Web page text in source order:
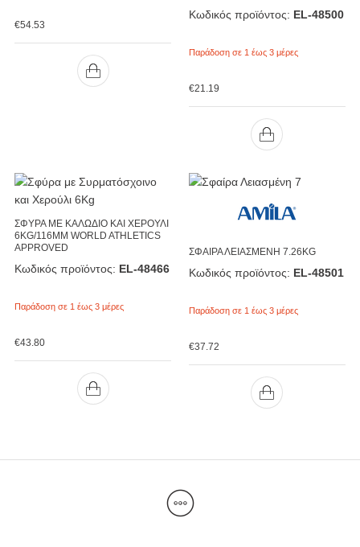
€54.53
Κωδικός προϊόντος: EL-48500
Παράδοση σε 1 έως 3 μέρες
€21.19
ΣΦΥΡΑ ΜΕ ΚΑΛΩΔΙΟ ΚΑΙ ΧΕΡΟΥΛΙ
6KG/116MM WORLD ATHLETICS
APPROVED
Κωδικός προϊόντος: EL-48466
Παράδοση σε 1 έως 3 μέρες
€43.80
ΣΦΑΙΡΑ ΛΕΙΑΣΜΕΝΗ 7.26KG
Κωδικός προϊόντος: EL-48501
Παράδοση σε 1 έως 3 μέρες
€37.72